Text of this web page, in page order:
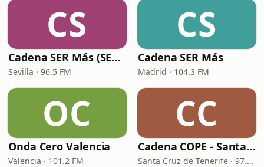
CS
Cadena SER Más (SER+ Sevilla)
Sevilla · 96.5 FM
CS
Cadena SER Más
Madrid · 104.3 FM
OC
Onda Cero Valencia
Valencia · 101.2 FM
CC
Cadena COPE - Santa Cruz de Tenerife
Santa Cruz de Tenerife · 97.1 FM - 882 AM